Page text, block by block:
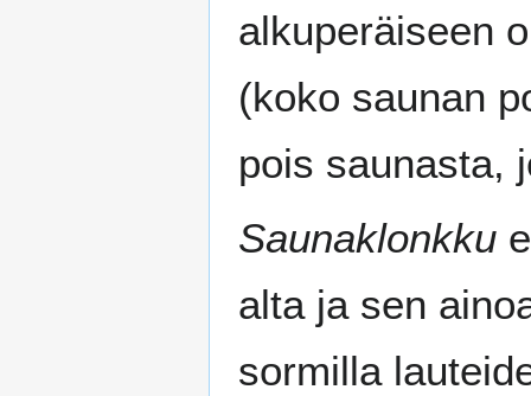
alkuperäiseen
(koko saunan
pois saunasta,
Saunaklonkku
alta ja sen
sormilla